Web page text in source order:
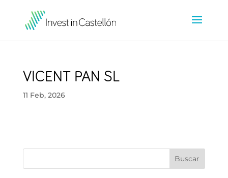
VICENT PAN SL
11 Feb, 2026
Buscar